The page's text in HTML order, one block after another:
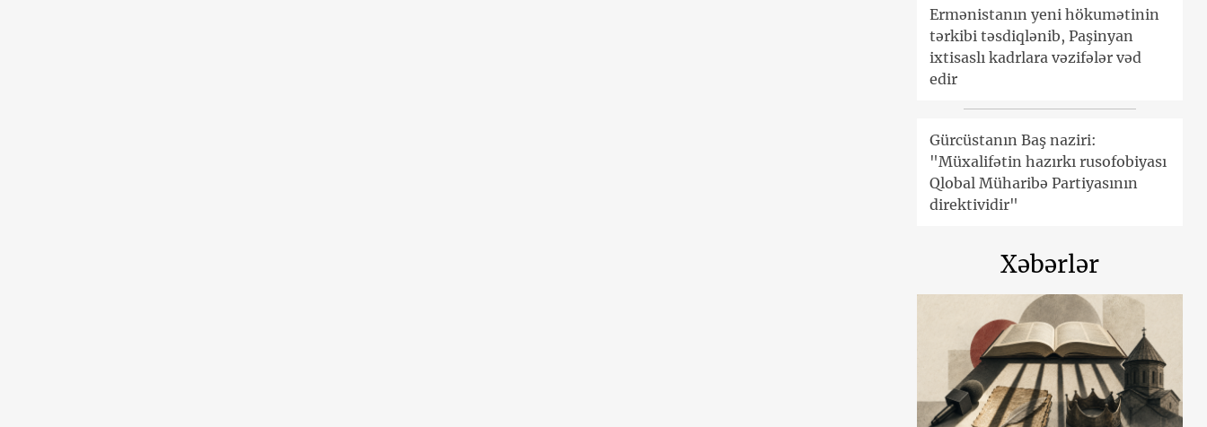
Ermənistanın yeni hökumətinin
tərkibi təsdiqlənib, Paşinyan
ixtisaslı kadrlara vəzifələr vəd
edir
Gürcüstanın Baş naziri:
"Müxalifətin hazırkı rusofobiyası
Qlobal Müharibə Partiyasının
direktividir"
Xəbərlər